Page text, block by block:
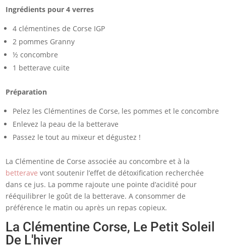
Ingrédients pour 4 verres
4 clémentines de Corse IGP
2 pommes Granny
½ concombre
1 betterave cuite
Préparation
Pelez les Clémentines de Corse, les pommes et le concombre
Enlevez la peau de la betterave
Passez le tout au mixeur et dégustez !
La Clémentine de Corse associée au concombre et à la
betterave vont soutenir l’effet de détoxification recherchée
dans ce jus. La pomme rajoute une pointe d’acidité pour
rééquilibrer le goût de la betterave. A consommer de
préférence le matin ou après un repas copieux.
La Clémentine Corse, Le Petit Soleil
De L'hiver